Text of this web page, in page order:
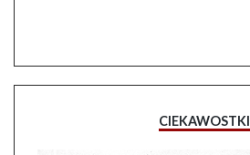
CIEKAWOSTKI